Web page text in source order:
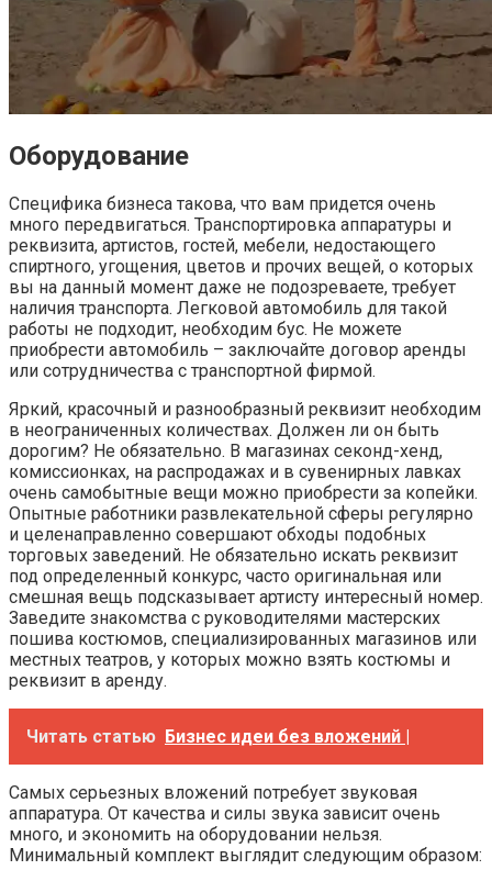
Оборудование
Специфика бизнеса такова, что вам придется очень
много передвигаться. Транспортировка аппаратуры и
реквизита, артистов, гостей, мебели, недостающего
спиртного, угощения, цветов и прочих вещей, о которых
вы на данный момент даже не подозреваете, требует
наличия транспорта. Легковой автомобиль для такой
работы не подходит, необходим бус. Не можете
приобрести автомобиль – заключайте договор аренды
или сотрудничества с транспортной фирмой.
Яркий, красочный и разнообразный реквизит необходим
в неограниченных количествах. Должен ли он быть
дорогим? Не обязательно. В магазинах секонд-хенд,
комиссионках, на распродажах и в сувенирных лавках
очень самобытные вещи можно приобрести за копейки.
Опытные работники развлекательной сферы регулярно
и целенаправленно совершают обходы подобных
торговых заведений. Не обязательно искать реквизит
под определенный конкурс, часто оригинальная или
смешная вещь подсказывает артисту интересный номер.
Заведите знакомства с руководителями мастерских
пошива костюмов, специализированных магазинов или
местных театров, у которых можно взять костюмы и
реквизит в аренду.
Читать статью Бизнес идеи без вложений |
Самых серьезных вложений потребует звуковая
аппаратура. От качества и силы звука зависит очень
много, и экономить на оборудовании нельзя.
Минимальный комплект выглядит следующим образом: